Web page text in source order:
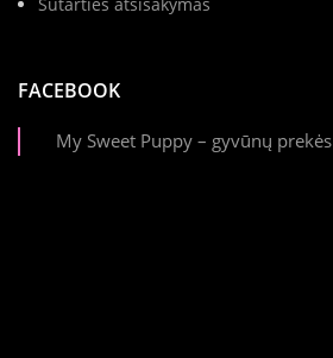
FACEBOOK
My Sweet Puppy – gyvūnų prekės